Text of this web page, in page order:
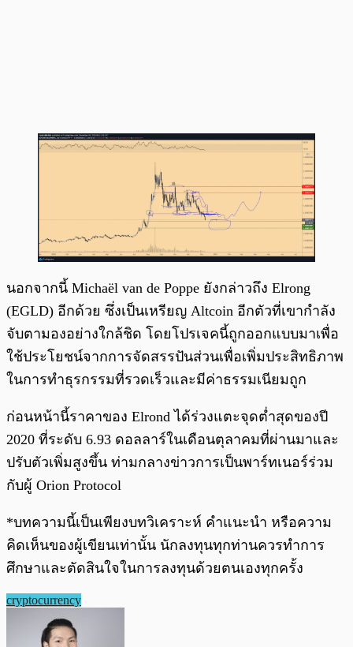
นอกจากนี้ Michaël van de Poppe ยังกล่าวถึง Elrong
(EGLD) อีกด้วย ซึ่งเป็นเหรียญ Altcoin อีกตัวที่เขากำลัง
จับตามองอย่างใกล้ชิด โดยโปรเจคนี้ถูกออกแบบมาเพื่อ
ใช้ประโยชน์จากการจัดสรรปันส่วนเพื่อเพิ่มประสิทธิภาพ
ในการทำธุรกรรมที่รวดเร็วและมีค่าธรรมเนียมถูก
ก่อนหน้านี้ราคาของ Elrond ได้ร่วงแตะจุดต่ำสุดของปี
2020 ที่ระดับ 6.93 ดอลลาร์ในเดือนตุลาคมที่ผ่านมาและ
ปรับตัวเพิ่มสูงขึ้น ท่ามกลางข่าวการเป็นพาร์ทเนอร์ร่วม
กับผู้ Orion Protocol
*บทความนี้เป็นเพียงบทวิเคราะห์ คำแนะนำ หรือความ
คิดเห็นของผู้เขียนเท่านั้น นักลงทุนทุกท่านควรทำการ
ศึกษาและตัดสินใจในการลงทุนด้วยตนเองทุกครั้ง
cryptocurrency